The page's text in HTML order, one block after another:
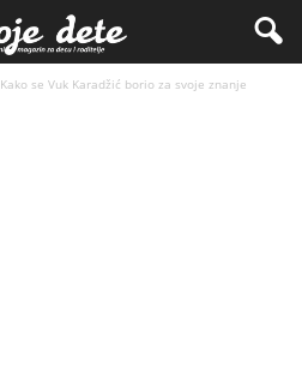
Kako se Vuk Karadžić borio za svoje znanje